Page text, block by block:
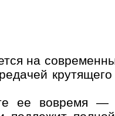
на
ее вовремя